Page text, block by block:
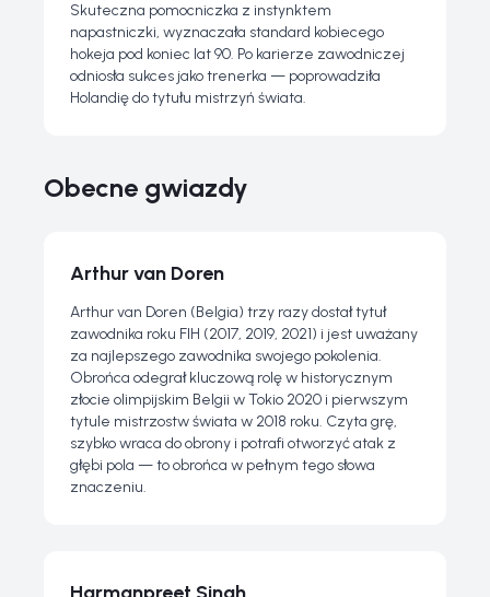
Skuteczna pomocniczka z instynktem
napastniczki, wyznaczała standard kobiecego
hokeja pod koniec lat 90. Po karierze zawodniczej
odniosła sukces jako trenerka — poprowadziła
Holandię do tytułu mistrzyń świata.
Obecne gwiazdy
Arthur van Doren
Arthur van Doren (Belgia) trzy razy dostał tytuł
zawodnika roku FIH (2017, 2019, 2021) i jest uważany
za najlepszego zawodnika swojego pokolenia.
Obrońca odegrał kluczową rolę w historycznym
złocie olimpijskim Belgii w Tokio 2020 i pierwszym
tytule mistrzostw świata w 2018 roku. Czyta grę,
szybko wraca do obrony i potrafi otworzyć atak z
głębi pola — to obrońca w pełnym tego słowa
znaczeniu.